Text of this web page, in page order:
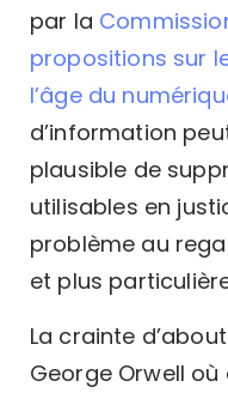
par la
propositions sur
l’âge du
d’information
plausible de
utilisables en
problème au
et plus
La crainte
George Orwell